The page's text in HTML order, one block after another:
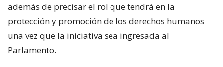
además de precisar el rol que tendrá en la
protección y promoción de los derechos humanos
una vez que la iniciativa sea ingresada al
Parlamento.